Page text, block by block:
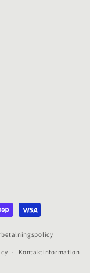
Kontaktinformation